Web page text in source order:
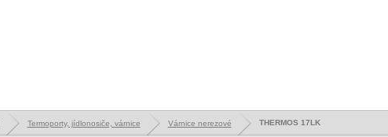
Termoporty, jídlonosiče, várnice Várnice nerezové THERMOS 17LK